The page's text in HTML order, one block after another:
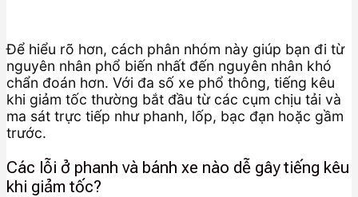
Để hiểu rõ hơn, cách phân nhóm này giúp bạn đi từ
nguyên nhân phổ biến nhất đến nguyên nhân khó
chẩn đoán hơn. Với đa số xe phổ thông, tiếng kêu
khi giảm tốc thường bắt đầu từ các cụm chịu tải và
ma sát trực tiếp như phanh, lốp, bạc đạn hoặc gầm
trước.
Các lỗi ở phanh và bánh xe nào dễ gây tiếng kêu
khi giảm tốc?